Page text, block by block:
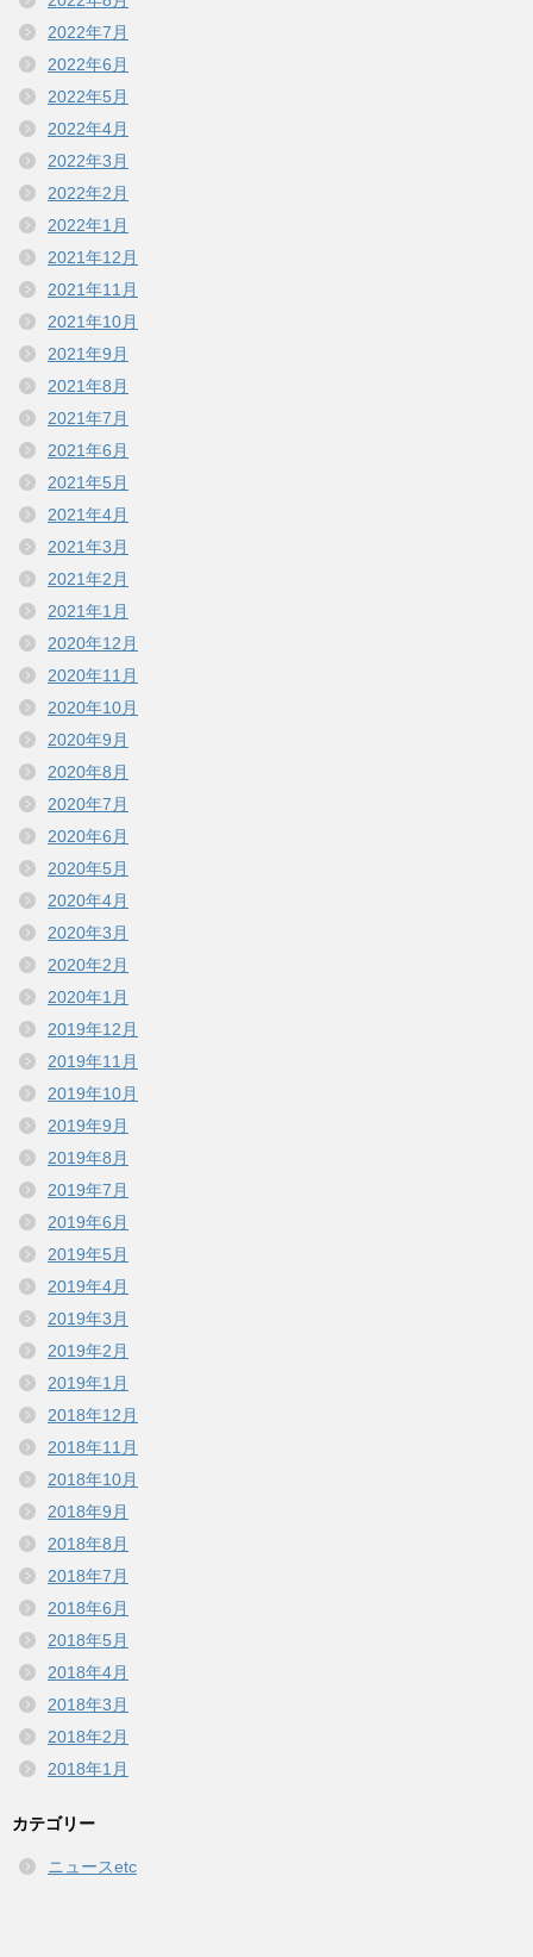
2022年7月
2022年6月
2022年5月
2022年4月
2022年3月
2022年2月
2022年1月
2021年12月
2021年11月
2021年10月
2021年9月
2021年8月
2021年7月
2021年6月
2021年5月
2021年4月
2021年3月
2021年2月
2021年1月
2020年12月
2020年11月
2020年10月
2020年9月
2020年8月
2020年7月
2020年6月
2020年5月
2020年4月
2020年3月
2020年2月
2020年1月
2019年12月
2019年11月
2019年10月
2019年9月
2019年8月
2019年7月
2019年6月
2019年5月
2019年4月
2019年3月
2019年2月
2019年1月
2018年12月
2018年11月
2018年10月
2018年9月
2018年8月
2018年7月
2018年6月
2018年5月
2018年4月
2018年3月
2018年2月
2018年1月
カテゴリー
ニュースetc